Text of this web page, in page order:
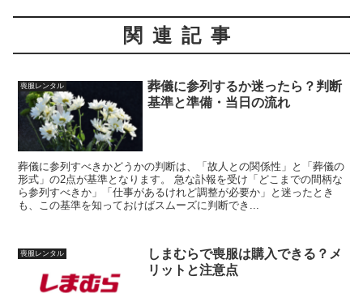
関連記事
喪服レンタル
葬儀に参列するか迷ったら？判断
基準と準備・当日の流れ
葬儀に参列すべきかどうかの判断は、「故人との関係性」と「葬儀の
形式」の2点が基準となります。 急な訃報を受け「どこまでの間柄な
ら参列すべきか」「仕事があるけれど調整が必要か」と迷ったとき
も、この基準を知っておけばスムーズに判断でき...
喪服レンタル
しまむらで喪服は購入できる？メ
リットと注意点